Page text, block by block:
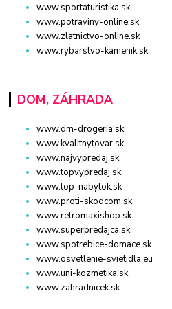
www.sportaturistika.sk
www.potraviny-online.sk
www.zlatnictvo-online.sk
www.rybarstvo-kamenik.sk
DOM, ZÁHRADA
www.dm-drogeria.sk
www.kvalitnytovar.sk
www.najvypredaj.sk
www.topvypredaj.sk
www.top-nabytok.sk
www.proti-skodcom.sk
www.retromaxishop.sk
www.superpredajca.sk
www.spotrebice-domace.sk
www.osvetlenie-svietidla.eu
www.uni-kozmetika.sk
www.zahradnicek.sk